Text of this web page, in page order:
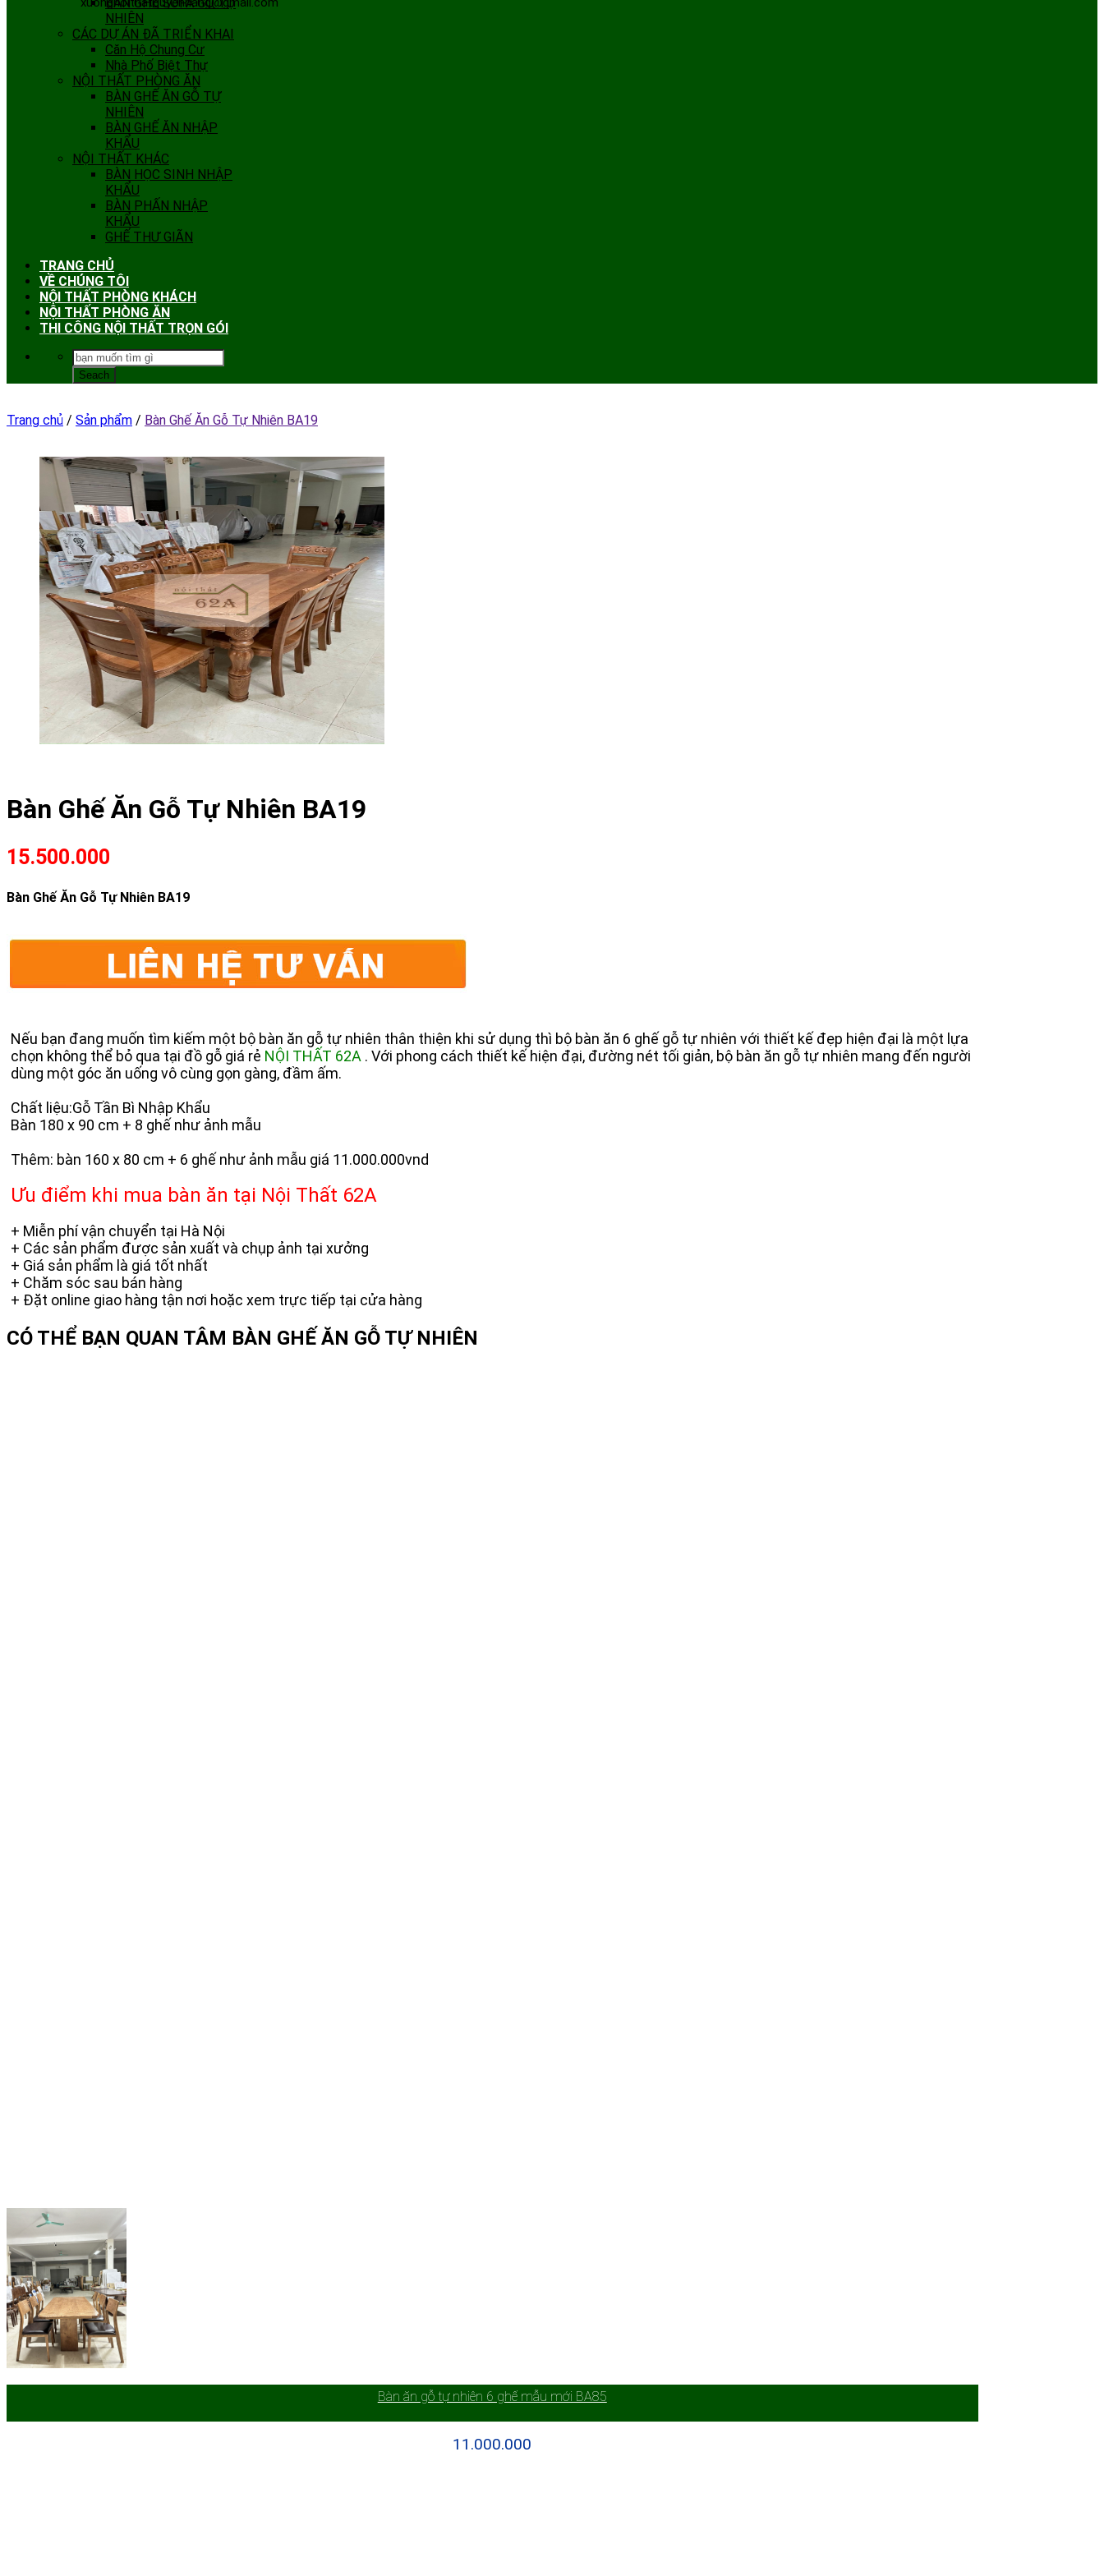
NHIÊN
CÁC DỰ ÁN ĐÃ TRIỂN KHAI
Căn Hộ Chung Cư
Nhà Phố Biệt Thự
NỘI THẤT PHÒNG ĂN
BÀN GHẾ ĂN GỖ TỰ
NHIÊN
BÀN GHẾ ĂN NHẬP
KHẨU
NỘI THẤT KHÁC
BÀN HỌC SINH NHẬP
KHẨU
BÀN PHẤN NHẬP
KHẨU
GHẾ THƯ GIÃN
TRANG CHỦ
VỀ CHÚNG TÔI
NỘI THẤT PHÒNG KHÁCH
NỘI THẤT PHÒNG ĂN
THI CÔNG NỘI THẤT TRỌN GÓI
Trang chủ / Sản phẩm / Bàn Ghế Ăn Gỗ Tự Nhiên BA19
Bàn Ghế Ăn Gỗ Tự Nhiên BA19
15.500.000
Bàn Ghế Ăn Gỗ Tự Nhiên BA19
Nếu bạn đang muốn tìm kiếm một bộ bàn ăn gỗ tự nhiên thân thiện khi sử dụng thì bộ bàn ăn 6 ghế gỗ tự nhiên với thiết kế đẹp hiện đại là một lựa
chọn không thể bỏ qua tại đồ gỗ giá rẻ NỘI THẤT 62A . Với phong cách thiết kế hiện đại, đường nét tối giản, bộ bàn ăn gỗ tự nhiên mang đến người
dùng một góc ăn uống vô cùng gọn gàng, đầm ấm.
Chất liệu:Gỗ Tần Bì Nhập Khẩu
Bàn 180 x 90 cm + 8 ghế như ảnh mẫu
Thêm: bàn 160 x 80 cm + 6 ghế như ảnh mẫu giá 11.000.000vnd
Ưu điểm khi mua bàn ăn tại Nội Thất 62A
+ Miễn phí vận chuyển tại Hà Nội
+ Các sản phẩm được sản xuất và chụp ảnh tại xưởng
+ Giá sản phẩm là giá tốt nhất
+ Chăm sóc sau bán hàng
+ Đặt online giao hàng tận nơi hoặc xem trực tiếp tại cửa hàng
CÓ THỂ BẠN QUAN TÂM BÀN GHẾ ĂN GỖ TỰ NHIÊN
Bàn ăn gỗ tự nhiên 6 ghế mẫu mới BA85
11.000.000